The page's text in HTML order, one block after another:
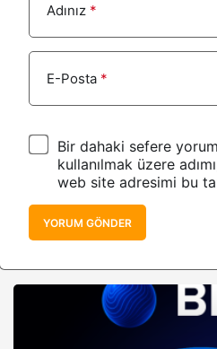
Adınız *
E-Posta *
Bir dahaki sefere
kullanılmak üzere
web site adresimi bu
YORUM GÖNDER